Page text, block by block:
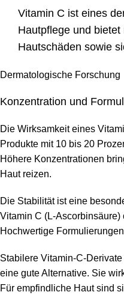
Vitamin C ist eines
Hautpflege und
Hautschäden sowie
Dermatologische Forschung
Konzentration und
Die Wirksamkeit eines
Produkte mit 10 bis 20
Höhere Konzentrationen
Haut reizen.
Die Stabilität ist eine
Vitamin C (L-
Hochwertige
Stabilere Vitamin-C-
eine gute Alternative. Sie
Für empfindliche Haut sind